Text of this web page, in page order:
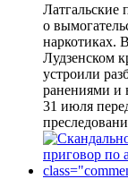
Латгальские
о
наркотиках.
Лудзенском
устроили
ранениями и
31 июля